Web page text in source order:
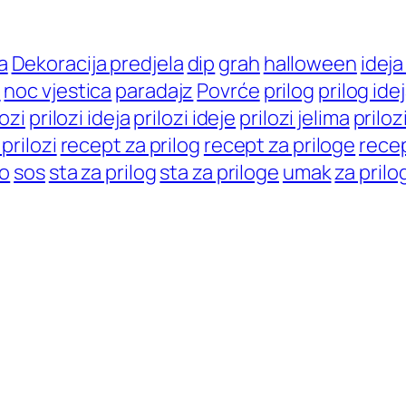
Dekoracija predjela dip grah halloween
noc vjestica paradajz Povrće prilog prilog
prilozi idejaprilozi ideje prilozi jelima
recept za prilog recept za priloge
sossta za prilogsta za priloge umakza